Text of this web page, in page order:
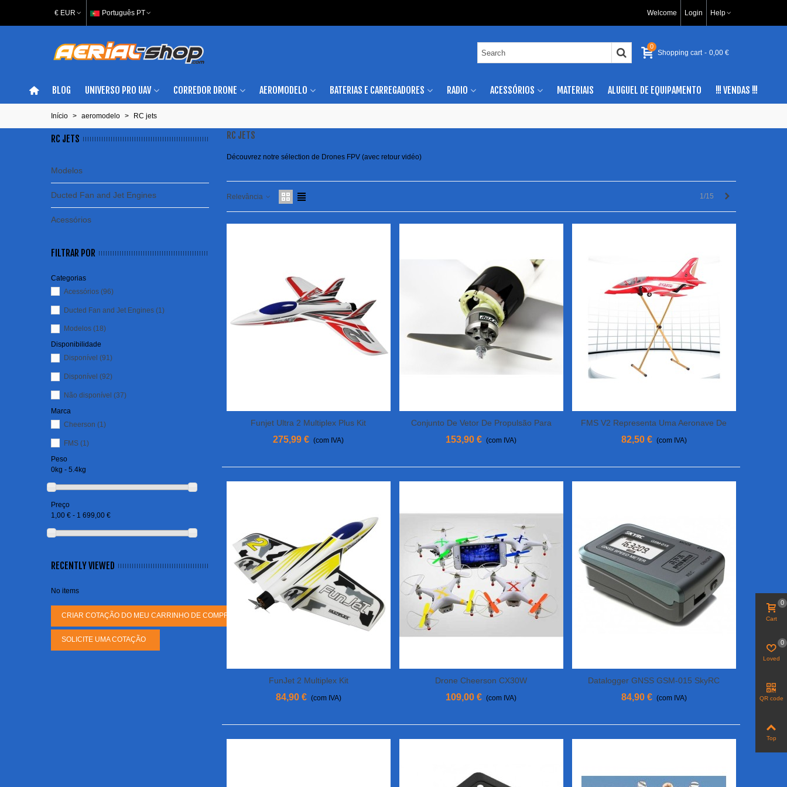
€ EUR Português PT Welcome Login Help
0
Shopping cart - 0,00 €
BLOG UNIVERSO PRO UAV CORREDOR DRONE AEROMODELO BATERIAS E CARREGADORES RADIO ACESSÓRIOS MATERIAIS ALUGUEL DE EQUIPAMENTO !!! VENDAS !!!
Início > aeromodelo > RC jets
RC JETS
Modelos
Ducted Fan and Jet Engines
Acessórios
FILTRAR POR
Categorias
Acessórios (96)
Ducted Fan and Jet Engines (1)
Modelos (18)
Disponibilidade
Disponível (91)
Disponível (92)
Não disponível (37)
Marca
Cheerson (1)
FMS (1)
Peso
0kg - 5.4kg
Preço
1,00 € - 1 699,00 €
RECENTLY VIEWED
No items
CRIAR COTAÇÃO DO MEU CARRINHO DE COMPRAS
SOLICITE UMA COTAÇÃO
RC JETS
Découvrez notre sélection de Drones FPV (avec retour vidéo)
Relevância 1/15
View More
Funjet Ultra 2 Multiplex Plus Kit
275,99 € (com IVA)
View More
Conjunto De Vetor De Propulsão Para
FunJet 2 Multiplex
153,90 € (com IVA)
View More
FMS V2 Representa Uma Aeronave De
50kg
82,50 € (com IVA)
View More
FunJet 2 Multiplex Kit
84,90 € (com IVA)
View More
Drone Cheerson CX30W
109,00 € (com IVA)
Adicionar Ao Carrinho
Datalogger GNSS GSM-015 SkyRC
84,90 € (com IVA)
Cart
0
Loved
0
QR code
Top